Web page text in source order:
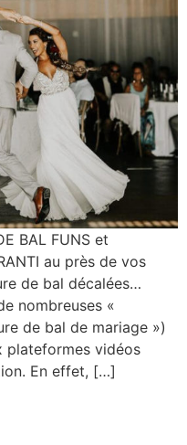
BAL FUNS et
au près de vos
de bal décalées…
nombreuses «
de bal de mariage »)
plateformes vidéos
En effet, […]